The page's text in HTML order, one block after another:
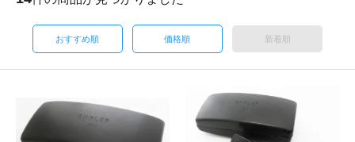
おすすめ順 価格順 新着順